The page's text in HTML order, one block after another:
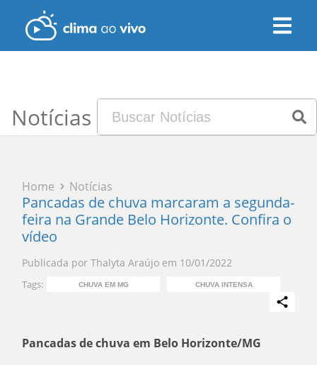
Notícias
Home Notícias
Pancadas de chuva marcaram a segunda-
feira na Grande Belo Horizonte. Confira o
vídeo
Publicada por Thalyta Araújo em 10/01/2022
Tags: CHUVA EM MG CHUVA INTENSA
Pancadas de chuva em Belo Horizonte/MG